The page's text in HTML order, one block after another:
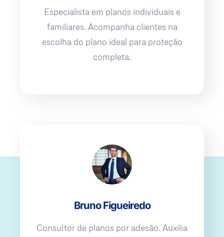
Especialista em planos individuais e
familiares. Acompanha clientes na
escolha do plano ideal para proteção
completa.
Bruno Figueiredo
Consultor de planos por adesão. Auxilia